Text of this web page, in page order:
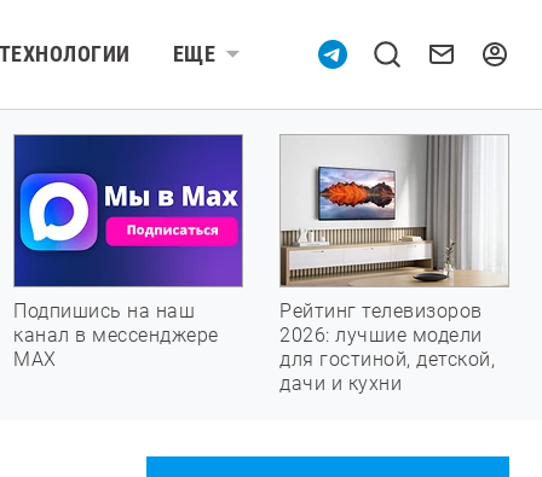
ТЕХНОЛОГИИ ЕЩЕ
Подпишись на наш
канал в мессенджере
МАХ
Рейтинг телевизоров
2026: лучшие модели
для гостиной, детской,
дачи и кухни